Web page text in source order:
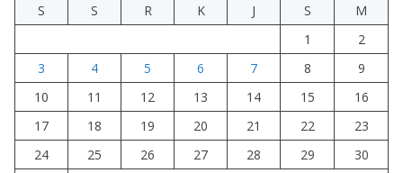
S
S R K J S
M
1
2
3
4 5 6 7 8
9
10
11 12 13 14 15
16
17
18 19 20 21 22
23
24
25 26 27 28 29 30